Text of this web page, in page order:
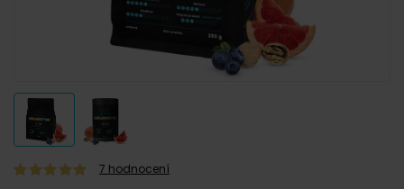
7 hodnocení